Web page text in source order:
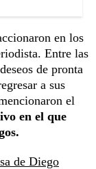
en los
Entre las
de pronta
a sus
el
en el que
de Diego